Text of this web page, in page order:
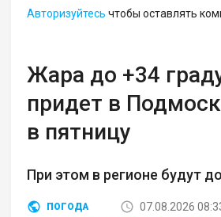
Авторизуйтесь чтобы оставлять
Жара до +34
придет в
в пятницу
При этом в регионе будут
ПОГОДА
07.08.2026